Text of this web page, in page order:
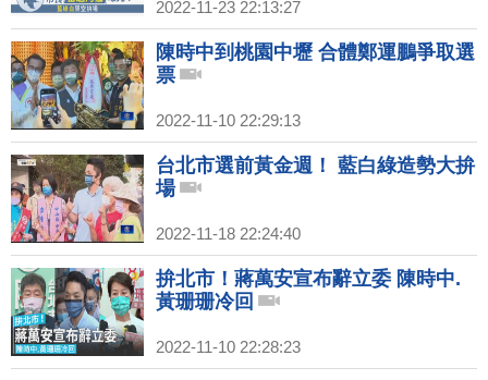
2022-11-23 22:13:27
陳時中到桃園中壢 合體鄭運鵬爭取選
票
2022-11-10 22:29:13
台北市選前黃金週！ 藍白綠造勢大拚
場
2022-11-18 22:24:40
拚北市！蔣萬安宣布辭立委 陳時中.
黃珊珊冷回
2022-11-10 22:28:23